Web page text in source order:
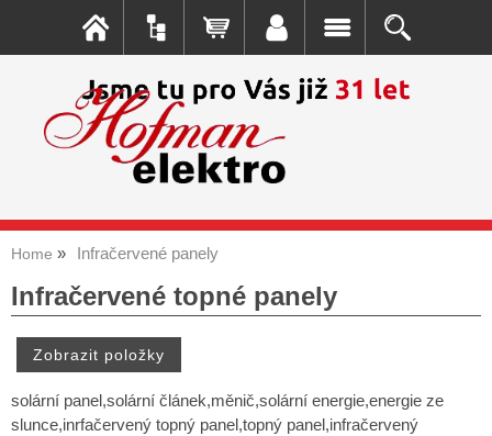
Home Infračervené panely
Infračervené topné panely
solární panel,solární článek,měnič,solární energie,energie ze
slunce,inrfačervený topný panel,topný panel,infračervený